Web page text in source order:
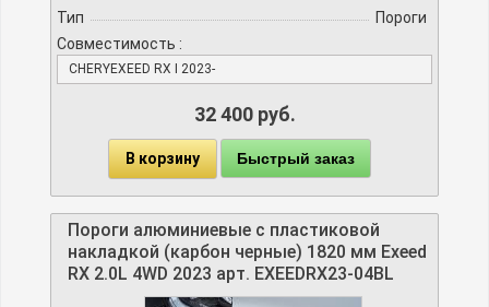
Тип
Пороги
Совместимость :
CHERYEXEED RX I 2023-
32 400 руб.
В корзину Быстрый заказ
Пороги алюминиевые с пластиковой
накладкой (карбон черные) 1820 мм Exeed
RX 2.0L 4WD 2023 арт. EXEEDRX23-04BL